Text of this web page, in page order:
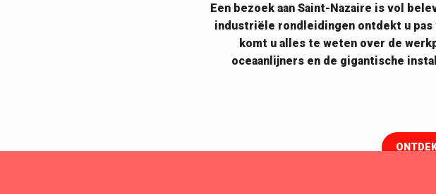
Een bezoek aan Saint-Nazaire is vol
industriële rondleidingen ontdekt u
komt u alles te weten over de
oceaanlijners en de gigantische